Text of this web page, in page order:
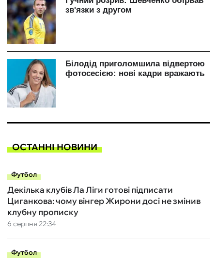
ОСТАННІ НОВИНИ
Футбол
6 серпня 22:34
Декілька клубів Ла Ліги готові підписати
Циганкова: чому вінгер Жирони досі не змінив
клубну прописку
Футбол